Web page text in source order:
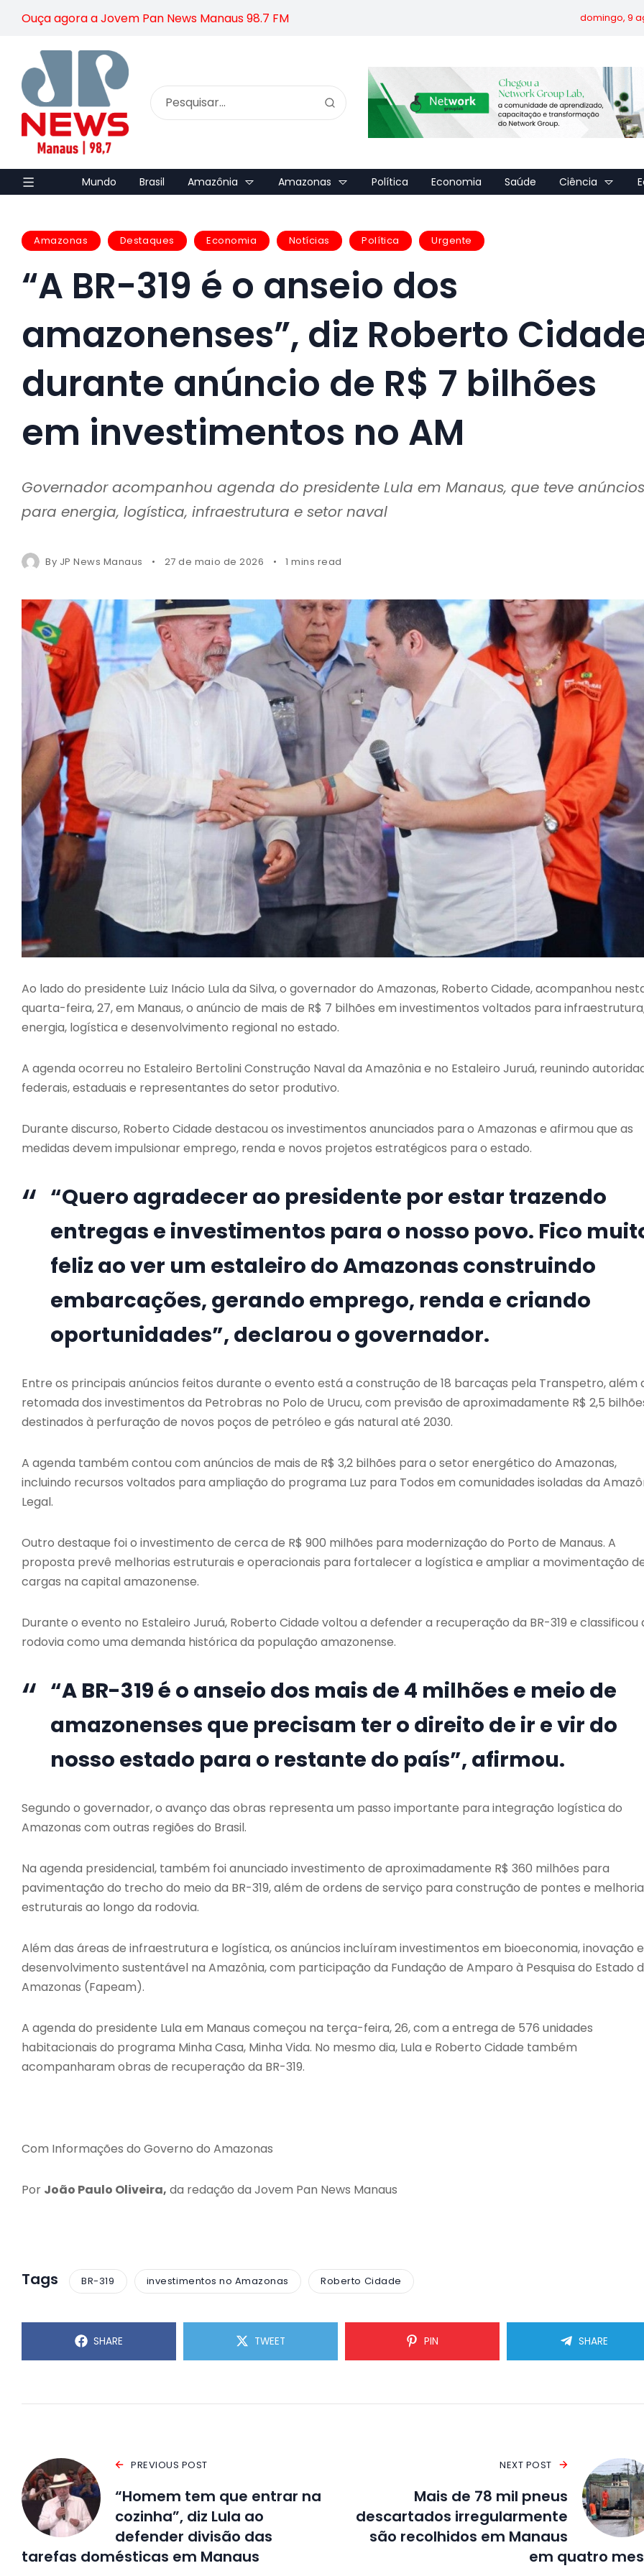
Ouça agora a Jovem Pan News Manaus 98.7 FM domingo, 9
Mundo Brasil Amazônia Amazonas Política Economia Saúde Ciência
Amazonas Destaques Economia Notícias Política Urgente
“A BR-319 é o anseio dos
amazonenses”, diz Roberto
durante anúncio de R$ 7 bilhões
em investimentos no AM
Governador acompanhou agenda do presidente Lula em Manaus, que teve anúncios
para energia, logística, infraestrutura e setor naval
By JP News Manaus 27 de maio de 2026 1 mins read
Ao lado do presidente Luiz Inácio Lula da Silva, o governador do Amazonas, Roberto Cidade, acompanhou
quarta-feira, 27, em Manaus, o anúncio de mais de R$ 7 bilhões em investimentos voltados para
energia, logística e desenvolvimento regional no estado.
A agenda ocorreu no Estaleiro Bertolini Construção Naval da Amazônia e no Estaleiro Juruá, reunindo
federais, estaduais e representantes do setor produtivo.
Durante discurso, Roberto Cidade destacou os investimentos anunciados para o Amazonas e afirmou que as
medidas devem impulsionar emprego, renda e novos projetos estratégicos para o estado.
“Quero agradecer ao presidente por estar trazendo
entregas e investimentos para o nosso povo. Fico
feliz ao ver um estaleiro do Amazonas construindo
embarcações, gerando emprego, renda e criando
oportunidades”, declarou o governador.
Entre os principais anúncios feitos durante o evento está a construção de 18 barcaças pela Transpetro, além
retomada dos investimentos da Petrobras no Polo de Urucu, com previsão de aproximadamente R$ 2,5
destinados à perfuração de novos poços de petróleo e gás natural até 2030.
A agenda também contou com anúncios de mais de R$ 3,2 bilhões para o setor energético do Amazonas,
incluindo recursos voltados para ampliação do programa Luz para Todos em comunidades isoladas da
Legal.
Outro destaque foi o investimento de cerca de R$ 900 milhões para modernização do Porto de Manaus. A
proposta prevê melhorias estruturais e operacionais para fortalecer a logística e ampliar a movimentação
cargas na capital amazonense.
Durante o evento no Estaleiro Juruá, Roberto Cidade voltou a defender a recuperação da BR-319 e classificou
rodovia como uma demanda histórica da população amazonense.
“A BR-319 é o anseio dos mais de 4 milhões e meio de
amazonenses que precisam ter o direito de ir e vir do
nosso estado para o restante do país”, afirmou.
Segundo o governador, o avanço das obras representa um passo importante para integração logística do
Amazonas com outras regiões do Brasil.
Na agenda presidencial, também foi anunciado investimento de aproximadamente R$ 360 milhões para
pavimentação do trecho do meio da BR-319, além de ordens de serviço para construção de pontes e
estruturais ao longo da rodovia.
Além das áreas de infraestrutura e logística, os anúncios incluíram investimentos em bioeconomia, inovação e
desenvolvimento sustentável na Amazônia, com participação da Fundação de Amparo à Pesquisa do Estado
Amazonas (Fapeam).
A agenda do presidente Lula em Manaus começou na terça-feira, 26, com a entrega de 576 unidades
habitacionais do programa Minha Casa, Minha Vida. No mesmo dia, Lula e Roberto Cidade também
acompanharam obras de recuperação da BR-319.
Com Informações do Governo do Amazonas
Por João Paulo Oliveira, da redação da Jovem Pan News Manaus
Tags BR-319 investimentos no Amazonas Roberto Cidade
SHARE TWEET PIN SHARE
PREVIOUS POST
“Homem tem que entrar na
cozinha”, diz Lula ao
defender divisão das
tarefas domésticas em Manaus
NEXT POST
Mais de 78 mil pneus
descartados irregularmente
são recolhidos em Manaus
em quatro